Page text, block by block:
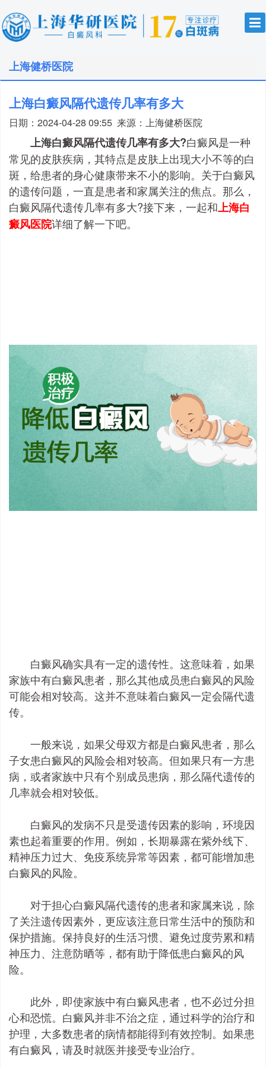
上海健桥医院
上海白癜风隔代遗传几率有多大
日期：2024-04-28 09:55 来源：上海健桥医院
上海白癜风隔代遗传几率有多大?白癜风是一种
常见的皮肤疾病，其特点是皮肤上出现大小不等的白
斑，给患者的身心健康带来不小的影响。关于白癜风
的遗传问题，一直是患者和家属关注的焦点。那么，
白癜风隔代遗传几率有多大?接下来，一起和上海白
癜风医院详细了解一下吧。
白癜风确实具有一定的遗传性。这意味着，如果
家族中有白癜风患者，那么其他成员患白癜风的风险
可能会相对较高。这并不意味着白癜风一定会隔代遗
传。
一般来说，如果父母双方都是白癜风患者，那么
子女患白癜风的风险会相对较高。但如果只有一方患
病，或者家族中只有个别成员患病，那么隔代遗传的
几率就会相对较低。
白癜风的发病不只是受遗传因素的影响，环境因
素也起着重要的作用。例如，长期暴露在紫外线下、
精神压力过大、免疫系统异常等因素，都可能增加患
白癜风的风险。
对于担心白癜风隔代遗传的患者和家属来说，除
了关注遗传因素外，更应该注意日常生活中的预防和
保护措施。保持良好的生活习惯、避免过度劳累和精
神压力、注意防晒等，都有助于降低患白癜风的风
险。
此外，即使家族中有白癜风患者，也不必过分担
心和恐慌。白癜风并非不治之症，通过科学的治疗和
护理，大多数患者的病情都能得到有效控制。如果患
有白癜风，请及时就医并接受专业治疗。